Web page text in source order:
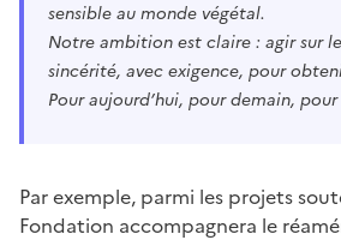
sensible au monde végétal.
Notre ambition est claire : agir sur
sincérité, avec exigence, pour
Pour aujourd’hui, pour demain,
Par exemple, parmi les projets
Fondation accompagnera le